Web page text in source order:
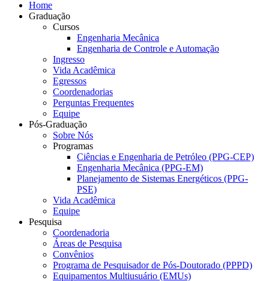
Home
Graduação
Cursos
Engenharia Mecânica
Engenharia de Controle e Automação
Ingresso
Vida Acadêmica
Egressos
Coordenadorias
Perguntas Frequentes
Equipe
Pós-Graduação
Sobre Nós
Programas
Ciências e Engenharia de Petróleo (PPG-CEP)
Engenharia Mecânica (PPG-EM)
Planejamento de Sistemas Energéticos (PPG-
PSE)
Vida Acadêmica
Equipe
Pesquisa
Coordenadoria
Áreas de Pesquisa
Convênios
Programa de Pesquisador de Pós-Doutorado (PPPD)
Equipamentos Multiusuário (EMUs)